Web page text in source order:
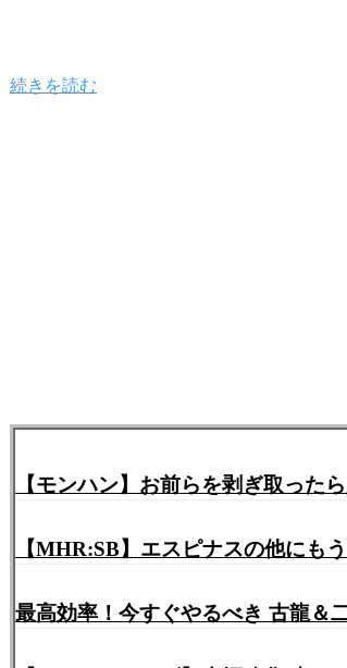
続きを読む
【モンハン】お前らを剥ぎ取った
【MHR:SB】エスピナスの他にも
最高効率！今すぐやるべき 古龍＆